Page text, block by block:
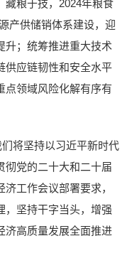
藏粮于技，2024年粮食
产供储销体系建设，迎
升；统筹推进重大技术
供应链韧性和安全水平
点领域风险化解有序有
将坚持以习近平新时代
彻党的二十大和二十届
工作会议部署要求，
，坚持干字当头，增强
济高质量发展全面推进